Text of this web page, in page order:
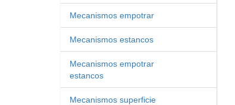
Mecanismos empotrar
Mecanismos estancos
Mecanismos empotrar
estancos
Mecanismos superficie